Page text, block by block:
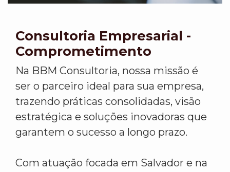
Consultoria Empresarial -
Comprometimento
Na BBM Consultoria, nossa missão é
ser o parceiro ideal para sua empresa,
trazendo práticas consolidadas, visão
estratégica e soluções inovadoras que
garantem o sucesso a longo prazo.
Com atuação focada em Salvador e na